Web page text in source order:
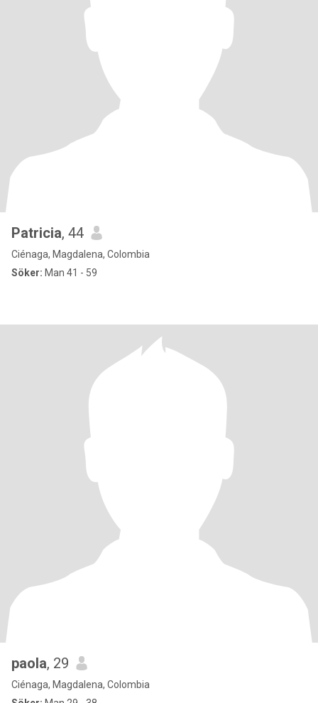
Patricia, 44
Ciénaga, Magdalena, Colombia
Söker: Man 41 - 59
paola, 29
Ciénaga, Magdalena, Colombia